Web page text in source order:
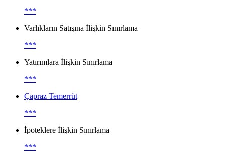
***
Varlıkların Satışına İlişkin Sınırlama
***
Yatırımlara İlişkin Sınırlama
***
Çapraz Temerrüt
***
İpoteklere İlişkin Sınırlama
***